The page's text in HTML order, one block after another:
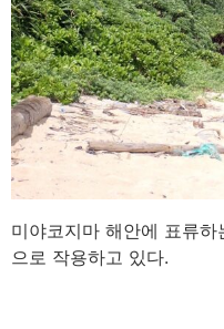
미야코지마 해안에 표류
으로 작용하고 있다.